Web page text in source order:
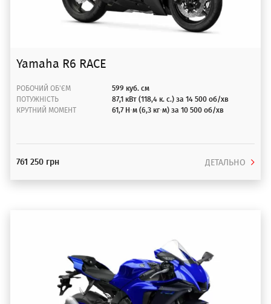
Yamaha R6 RACE
РОБОЧИЙ ОБ'ЄМ
599 куб. см
ПОТУЖНІСТЬ
87,1 кВт (118,4 к. с.) за 14 500 об/хв
КРУТНИЙ МОМЕНТ
61,7 Н·м (6,3 кг·м) за 10 500 об/хв
761 250 грн ДЕТАЛЬНО